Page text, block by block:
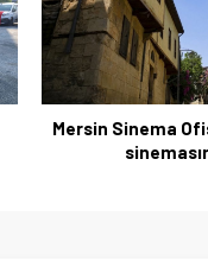
Mersin Sinema